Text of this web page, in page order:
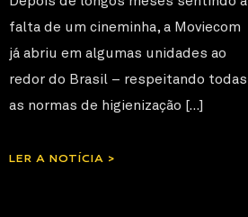
falta de um cineminha, a Moviecom
já abriu em algumas unidades ao
redor do Brasil – respeitando todas
as normas de higienização […]
LER A NOTÍCIA >